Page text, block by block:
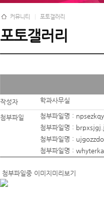
커뮤니티 포토갤러리
포토갤러리
작성자 학과사무실
첨부파일 첨부파일명 :
첨부파일명 :
첨부파일명 :
첨부파일명 :
첨부파일중 이미지미리보기